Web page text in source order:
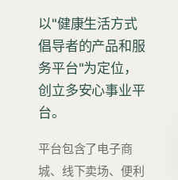
以"健康生活方式
倡导者的产品和服
务平台"为定位，
创立多安心事业平
台。
平台包含了电子商
城、线下卖场、便利